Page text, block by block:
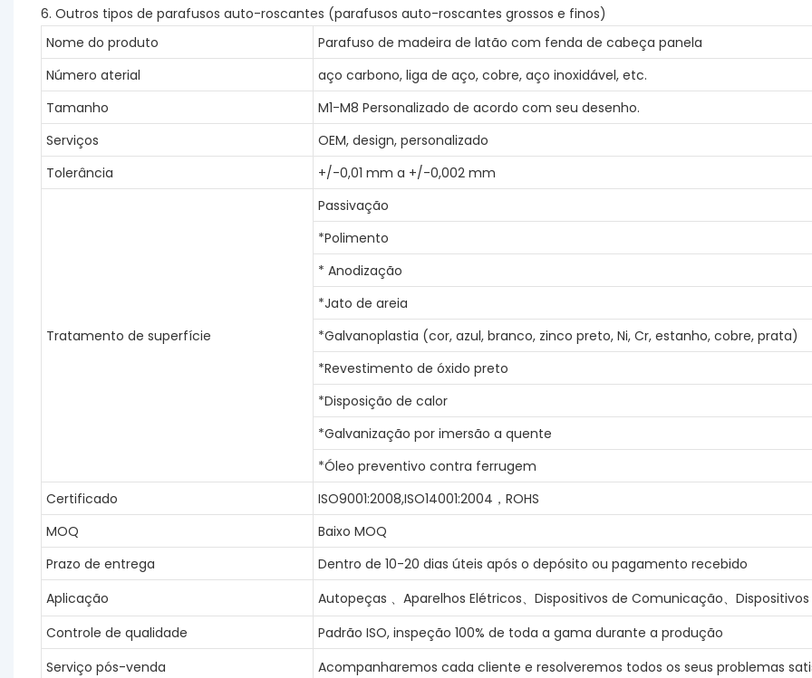
6. Outros tipos de parafusos auto-roscantes (parafusos auto-roscantes grossos e finos)
Nome do produto
Parafuso de madeira de latão com fenda de cabeça panela
Número aterial
aço carbono, liga de aço, cobre, aço inoxidável, etc.
Tamanho
M1-M8 Personalizado de acordo com seu desenho.
Serviços
OEM, design, personalizado
Tolerância
+/-0,01 mm a +/-0,002 mm
Tratamento de superfície
Passivação
*Polimento
* Anodização
*Jato de areia
*Galvanoplastia (cor, azul, branco, zinco preto, Ni, Cr, estanho, cobre, prata)
*Revestimento de óxido preto
*Disposição de calor
*Galvanização por imersão a quente
*Óleo preventivo contra ferrugem
Certificado
ISO9001:2008,ISO14001:2004，ROHS
MOQ
Baixo MOQ
Prazo de entrega
Dentro de 10-20 dias úteis após o depósito ou pagamento recebido
Aplicação
Autopeças 、Aparelhos Elétricos、Dispositivos de Comunicação、
Controle de qualidade
Padrão ISO, inspeção 100% de toda a gama durante a produção
Serviço pós-venda
Acompanharemos cada cliente e resolveremos todos os seus problemas